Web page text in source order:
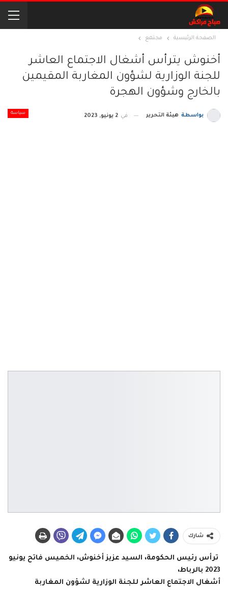
الصفحة الرئيسية مجتمع
أخنوش يترأس أشغال الاجتماع العاشر
للجنة الوزارية ‏لشؤون المغاربة المقيمين
بالخارج وشؤون الهجرة
سياسة بواسطة هيئة التحرير في 2 يونيو, 2023
شارك
‏ ترأس رئيس الحكومة، السيد عزيز أخنوش، الخميس فاتح يونيو
2023 بالرباط،
أشغال الاجتماع العاشر للجنة الوزارية ‏لشؤون المغاربة